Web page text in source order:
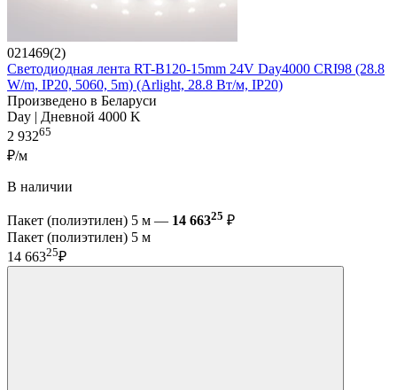
021469(2)
Светодиодная лента RT-B120-15mm 24V Day4000 CRI98 (28.8
W/m, IP20, 5060, 5m) (Arlight, 28.8 Вт/м, IP20)
Произведено в Беларуси
Day | Дневной 4000 K
2 93265
₽/м
В наличии
Пакет (полиэтилен) 5 м — 14 66325 ₽
Пакет (полиэтилен) 5 м
14 66325₽